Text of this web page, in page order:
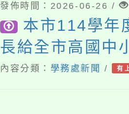
發佈時間：2026-06-26 /
本市114學年
長給全市高國中
的一封信
內容分類： 學務處新聞 / 有